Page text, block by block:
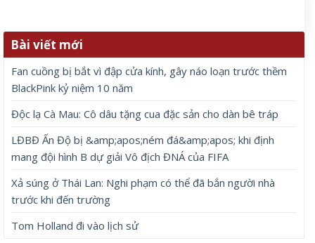
Bài viết mới
Fan cuồng bị bắt vì đập cửa kính, gây náo loạn trước thềm
BlackPink kỷ niệm 10 năm
Độc lạ Cà Mau: Cô dâu tặng cua đặc sản cho dàn bê tráp
LĐBĐ Ấn Độ bị &amp;apos;ném đá&amp;apos; khi định
mang đội hình B dự giải Vô địch ĐNÁ của FIFA
Xả súng ở Thái Lan: Nghi phạm có thể đã bắn người nhà
trước khi đến trường
Tom Holland đi vào lịch sử